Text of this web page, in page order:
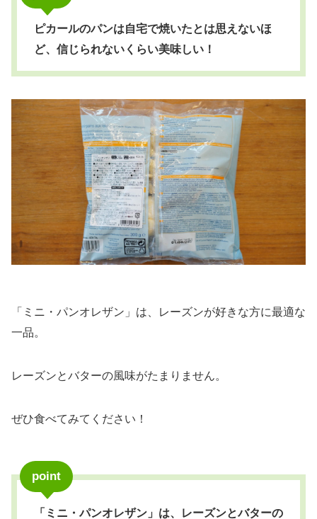
ピカールのパンは自宅で焼いたとは思えないほ
ど、信じられないくらい美味しい！
「ミニ・パンオレザン」は、レーズンが好きな方に最適な
一品。
レーズンとバターの風味がたまりません。
ぜひ食べてみてください！
point
「ミニ・パンオレザン」は、レーズンとバターの